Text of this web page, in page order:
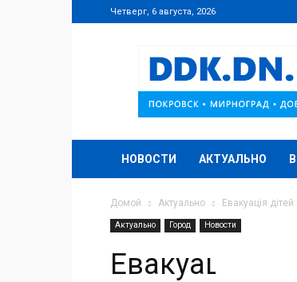
Четверг, 6 августа, 2026
DDK.DN.UA
НОВОСТИ АКТУАЛЬНО
Домой Актуально Евакуація дітей
Актуально Город Новости
Евакуація